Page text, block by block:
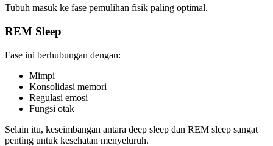
Tubuh masuk ke fase pemulihan fisik paling optimal.
REM Sleep
Fase ini berhubungan dengan:
Mimpi
Konsolidasi memori
Regulasi emosi
Fungsi otak
Selain itu, keseimbangan antara deep sleep dan REM sleep sangat
penting untuk kesehatan menyeluruh.